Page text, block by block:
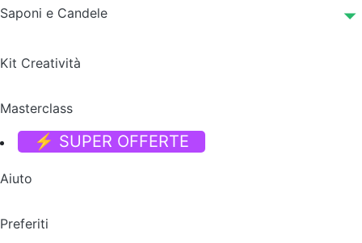
Saponi e Candele
Kit Creatività
Masterclass
⚡ SUPER OFFERTE
Aiuto
Preferiti